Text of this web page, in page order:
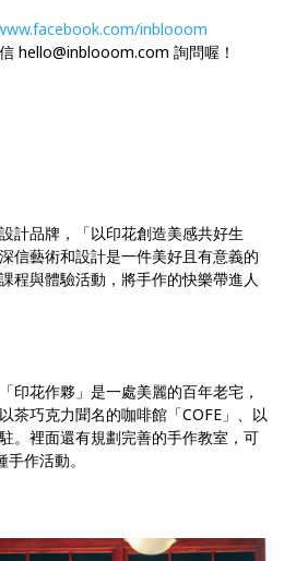
inblooom
hello@inblooom.com 詢問喔！
計品牌，「以印花創造美感共好生
信藝術和設計是一件美好且有意義的
程與體驗活動，將手作的快樂帶進人
印花作夥」是一處美麗的百年老宅，
茶巧克力聞名的咖啡館「COFE」、以
。裡面還有規劃完善的手作教室，可
作活動。